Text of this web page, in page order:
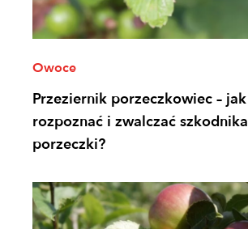
Owoce
Przeziernik porzeczkowiec – jak
rozpoznać i zwalczać szkodnika
porzeczki?